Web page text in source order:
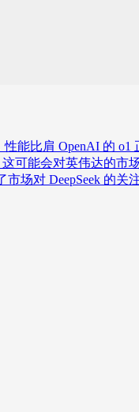
比肩 OpenAI 的 o1
可能会对英伟达的市
场对 DeepSeek 的关